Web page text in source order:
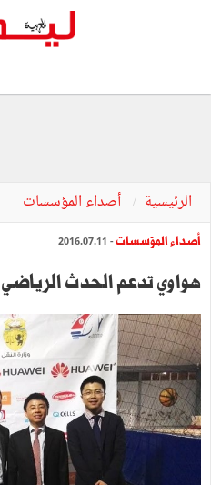
الرئيسية أصداء المؤسسات
أصداء المؤسسات- 2016.07.11
هواوي تدعم الحدث الرياضي